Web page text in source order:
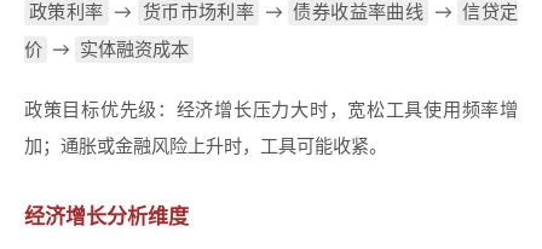
政策利率 → 货币市场利率 → 债券收益率曲线 →
信贷定
价 → 实体融资成本
政策目标优先级：经济增长压力大时，宽松工具使用频率增
加；通胀或金融风险上升时，工具可能收紧。
经济增长分析维度